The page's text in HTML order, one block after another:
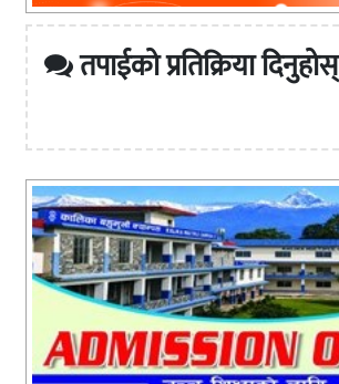
तपाईको प्रतिक्रिया दिनुहोस्